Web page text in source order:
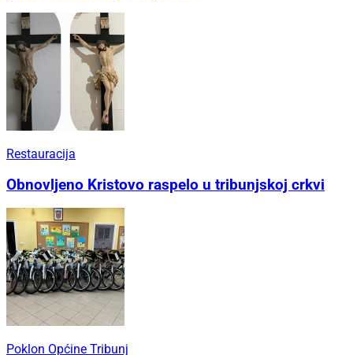
Restauracija
Obnovljeno Kristovo raspelo u tribunjskoj crkvi
Poklon Općine Tribunj